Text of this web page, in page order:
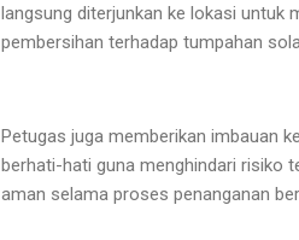
langsung diterjunkan ke lokasi untuk
pembersihan terhadap tumpahan
Petugas juga memberikan imbauan
berhati-hati guna menghindari risiko
aman selama proses penanganan